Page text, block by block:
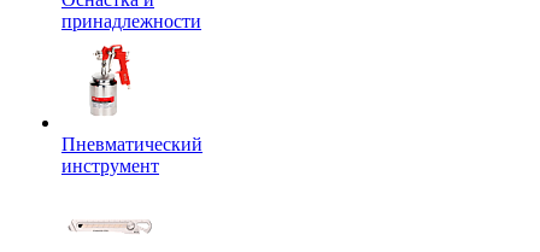
принадлежности
Пневматический
инструмент